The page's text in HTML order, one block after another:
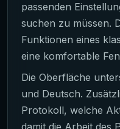
passenden
suchen zu müssen.
Funktionen eines
eine komfortable
Die Oberfläche
und Deutsch.
Protokoll, welche